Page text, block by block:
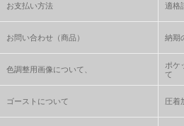
お支払い方法 適格
お問い合わせ（商品） 納期
色調整用画像について、
ポケ
て
ゴーストについて 圧着